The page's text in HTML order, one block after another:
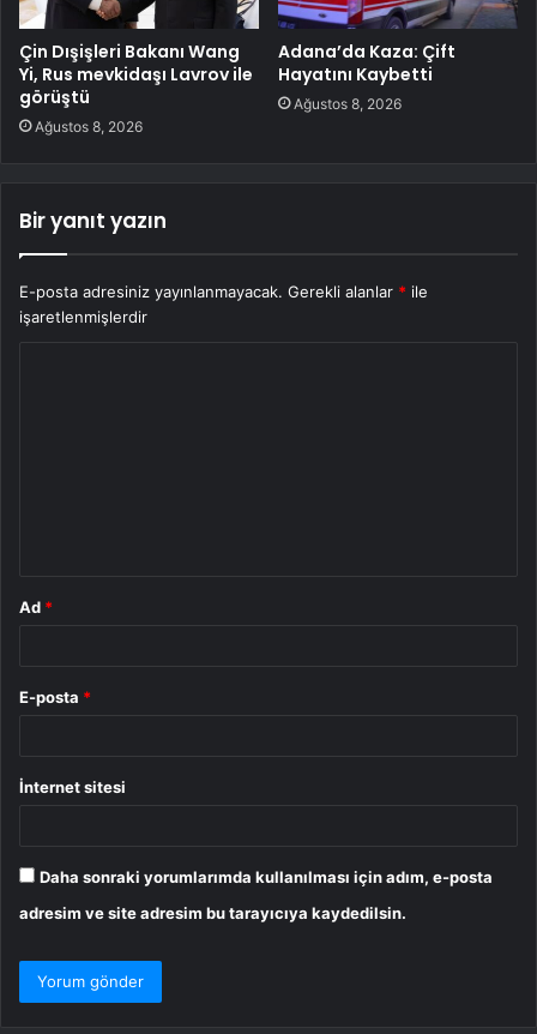
Çin Dışişleri Bakanı Wang
Yi, Rus mevkidaşı Lavrov ile
görüştü
Ağustos 8, 2026
Adana’da Kaza: Çift
Hayatını Kaybetti
Ağustos 8, 2026
Bir yanıt yazın
E-posta adresiniz yayınlanmayacak. Gerekli alanlar * ile
işaretlenmişlerdir
Ad *
E-posta *
İnternet sitesi
Daha sonraki yorumlarımda kullanılması için adım, e-posta
adresim ve site adresim bu tarayıcıya kaydedilsin.